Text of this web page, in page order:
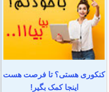
کنکوری هستی؟ تا فرصت هست
اینجا کمک بگیر!